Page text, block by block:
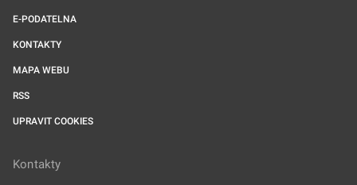
E-PODATELNA
KONTAKTY
MAPA WEBU
RSS
UPRAVIT COOKIES
Kontakty